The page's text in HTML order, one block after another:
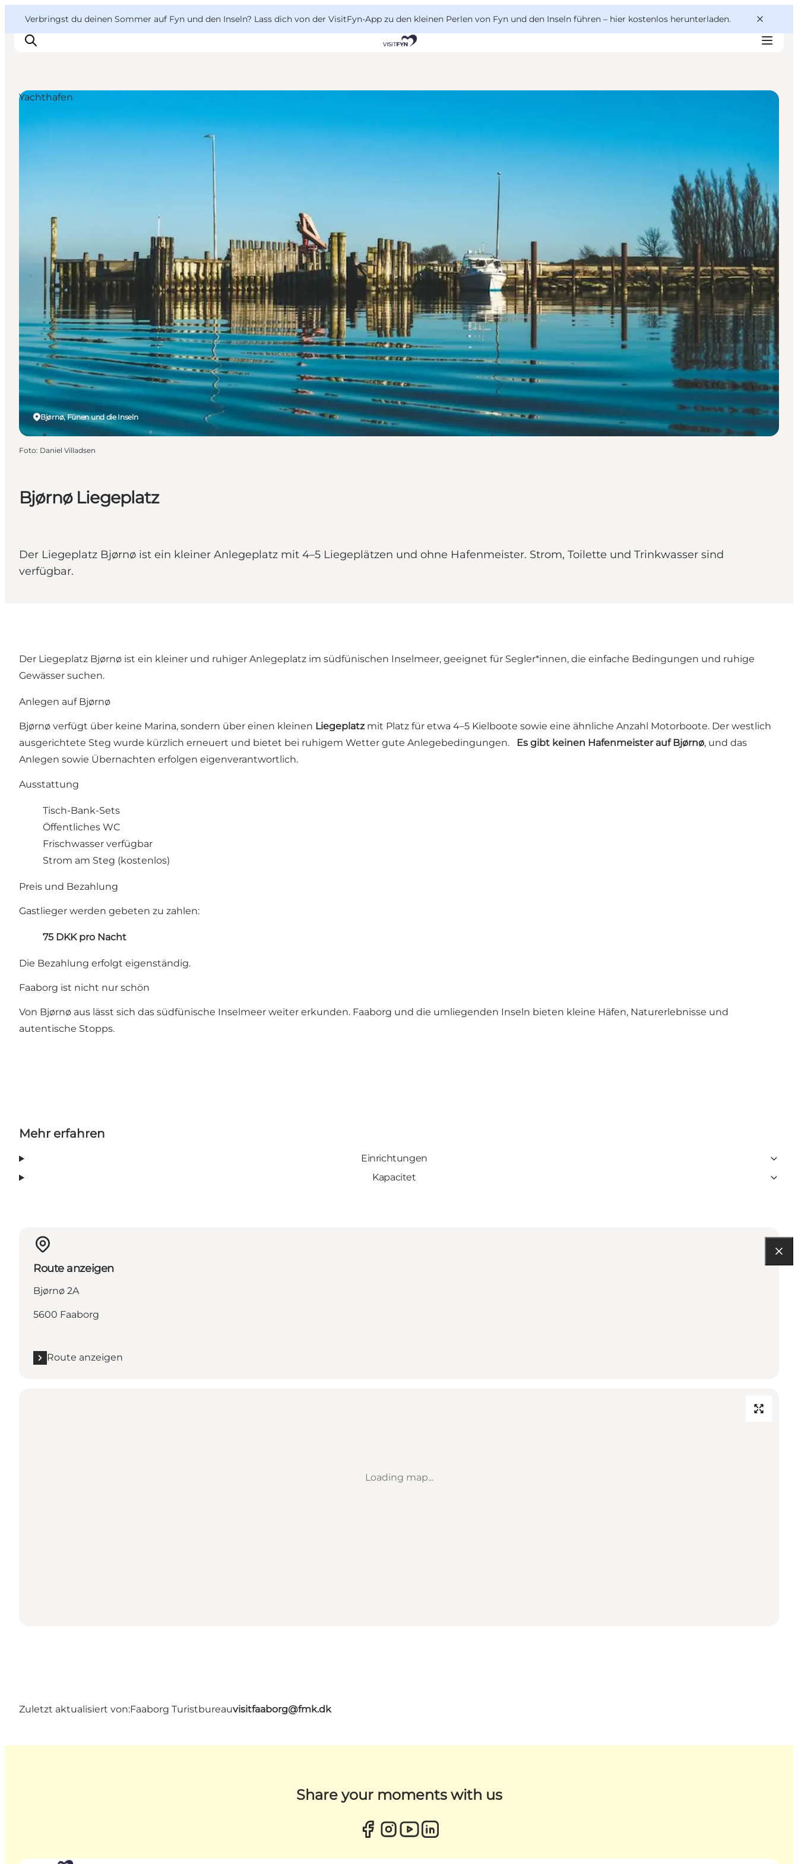
Verbringst du deinen Sommer auf Fyn und den Inseln? Lass dich von der VisitFyn-App zu den kleinen Perlen von Fyn und den Inseln führen – hier kostenlos herunterladen.
Reise Ideen
VisitFyn
Deutsch
Bjørnø Liegeplatz
Der Liegeplatz Bjørnø ist ein kleiner Anlegeplatz mit 4–5 Liegeplätzen und ohne Hafenmeister. Strom, Toilette und Trinkwasser sind
verfügbar.
Bjørnø, Fünen und die Inseln
Yachthafen
Foto: Daniel Villadsen
Der Liegeplatz Bjørnø ist ein kleiner und ruhiger Anlegeplatz im südfünischen Inselmeer, geeignet für Segler*innen, die einfache Bedingungen und ruhige
Gewässer suchen.
Anlegen auf Bjørnø
Bjørnø verfügt über keine Marina, sondern über einen kleinen Liegeplatzmit Platz für etwa 4–5 Kielboote sowie eine ähnliche Anzahl Motorboote. Der westlich
ausgerichtete Steg wurde kürzlich erneuert und bietet bei ruhigem Wetter gute Anlegebedingungen.
Es gibt keinen Hafenmeister auf Bjørnø, und das
Anlegen sowie Übernachten erfolgen eigenverantwortlich.
Ausstattung
Tisch-Bank-Sets
Öffentliches WC
Frischwasser verfügbar
Strom am Steg (kostenlos)
Preis und Bezahlung
Gastlieger werden gebeten zu zahlen:
75 DKK pro Nacht
Die Bezahlung erfolgt eigenständig.
Faaborg ist nicht nur schön
Von Bjørnø aus lässt sich das südfünische Inselmeer weiter erkunden. Faaborg und die umliegenden Inseln bieten kleine Häfen, Naturerlebnisse und
autentische Stopps.
Mehr erfahren
Einrichtungen
Kapacitet
Route anzeigen
Bjørnø 2A
5600 Faaborg
Route anzeigen
Loading map...
Zuletzt aktualisiert von:Faaborg Turistbureauvisitfaaborg@fmk.dk
Share your moments with us